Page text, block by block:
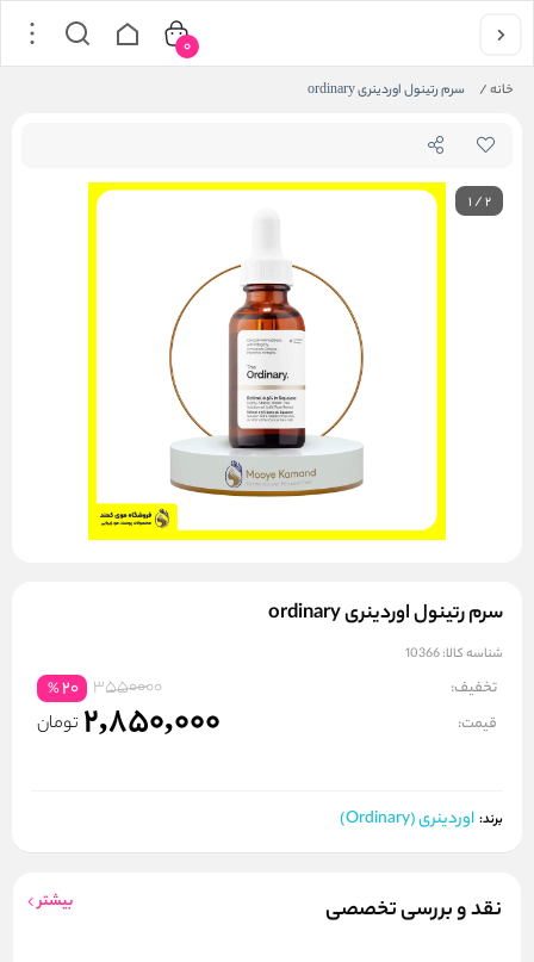
خانه/ سرم رتینول اوردینری ordinary
0
1/2
سرم رتینول اوردینری ordinary
شناسه کالا:10366
تخفیف: 3550000
20
%
قیمت: 2,850,000 تومان
برند: اوردینری (Ordinary)
نقد و بررسی تخصصی بیشتر